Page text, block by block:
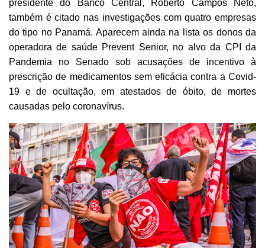
presidente do Banco Central, Roberto Campos Neto,
também é citado nas investigações com quatro empresas
do tipo no Panamá. Aparecem ainda na lista os donos da
operadora de saúde Prevent Senior, no alvo da CPI da
Pandemia no Senado sob acusações de incentivo à
prescrição de medicamentos sem eficácia contra a Covid-
19 e de ocultação, em atestados de óbito, de mortes
causadas pelo coronavírus.